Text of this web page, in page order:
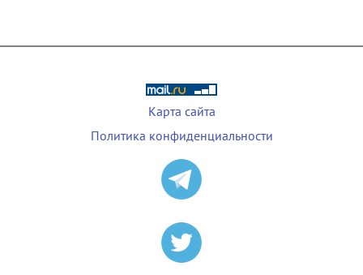
Карта сайта
Политика конфиденциальности